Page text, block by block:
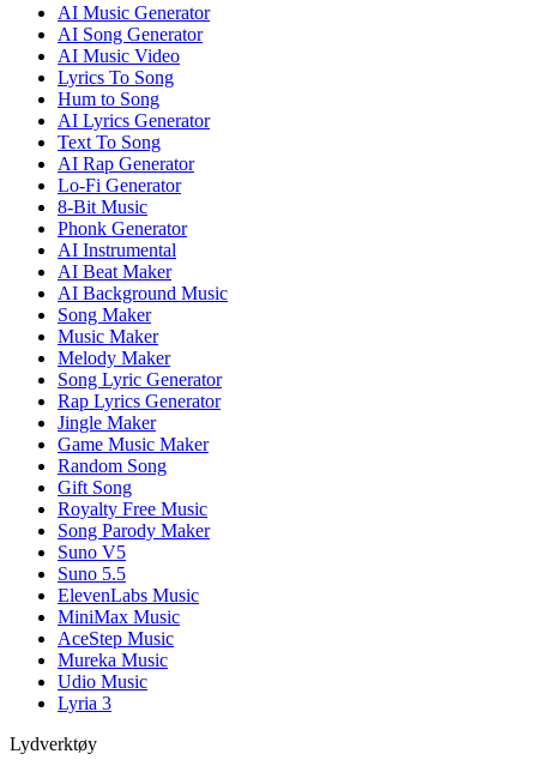
AI Music Generator
AI Song Generator
AI Music Video
Lyrics To Song
Hum to Song
AI Lyrics Generator
Text To Song
AI Rap Generator
Lo-Fi Generator
8-Bit Music
Phonk Generator
AI Instrumental
AI Beat Maker
AI Background Music
Song Maker
Music Maker
Melody Maker
Song Lyric Generator
Rap Lyrics Generator
Jingle Maker
Game Music Maker
Random Song
Gift Song
Royalty Free Music
Song Parody Maker
Suno V5
Suno 5.5
ElevenLabs Music
MiniMax Music
AceStep Music
Mureka Music
Udio Music
Lyria 3
Lydverktøy